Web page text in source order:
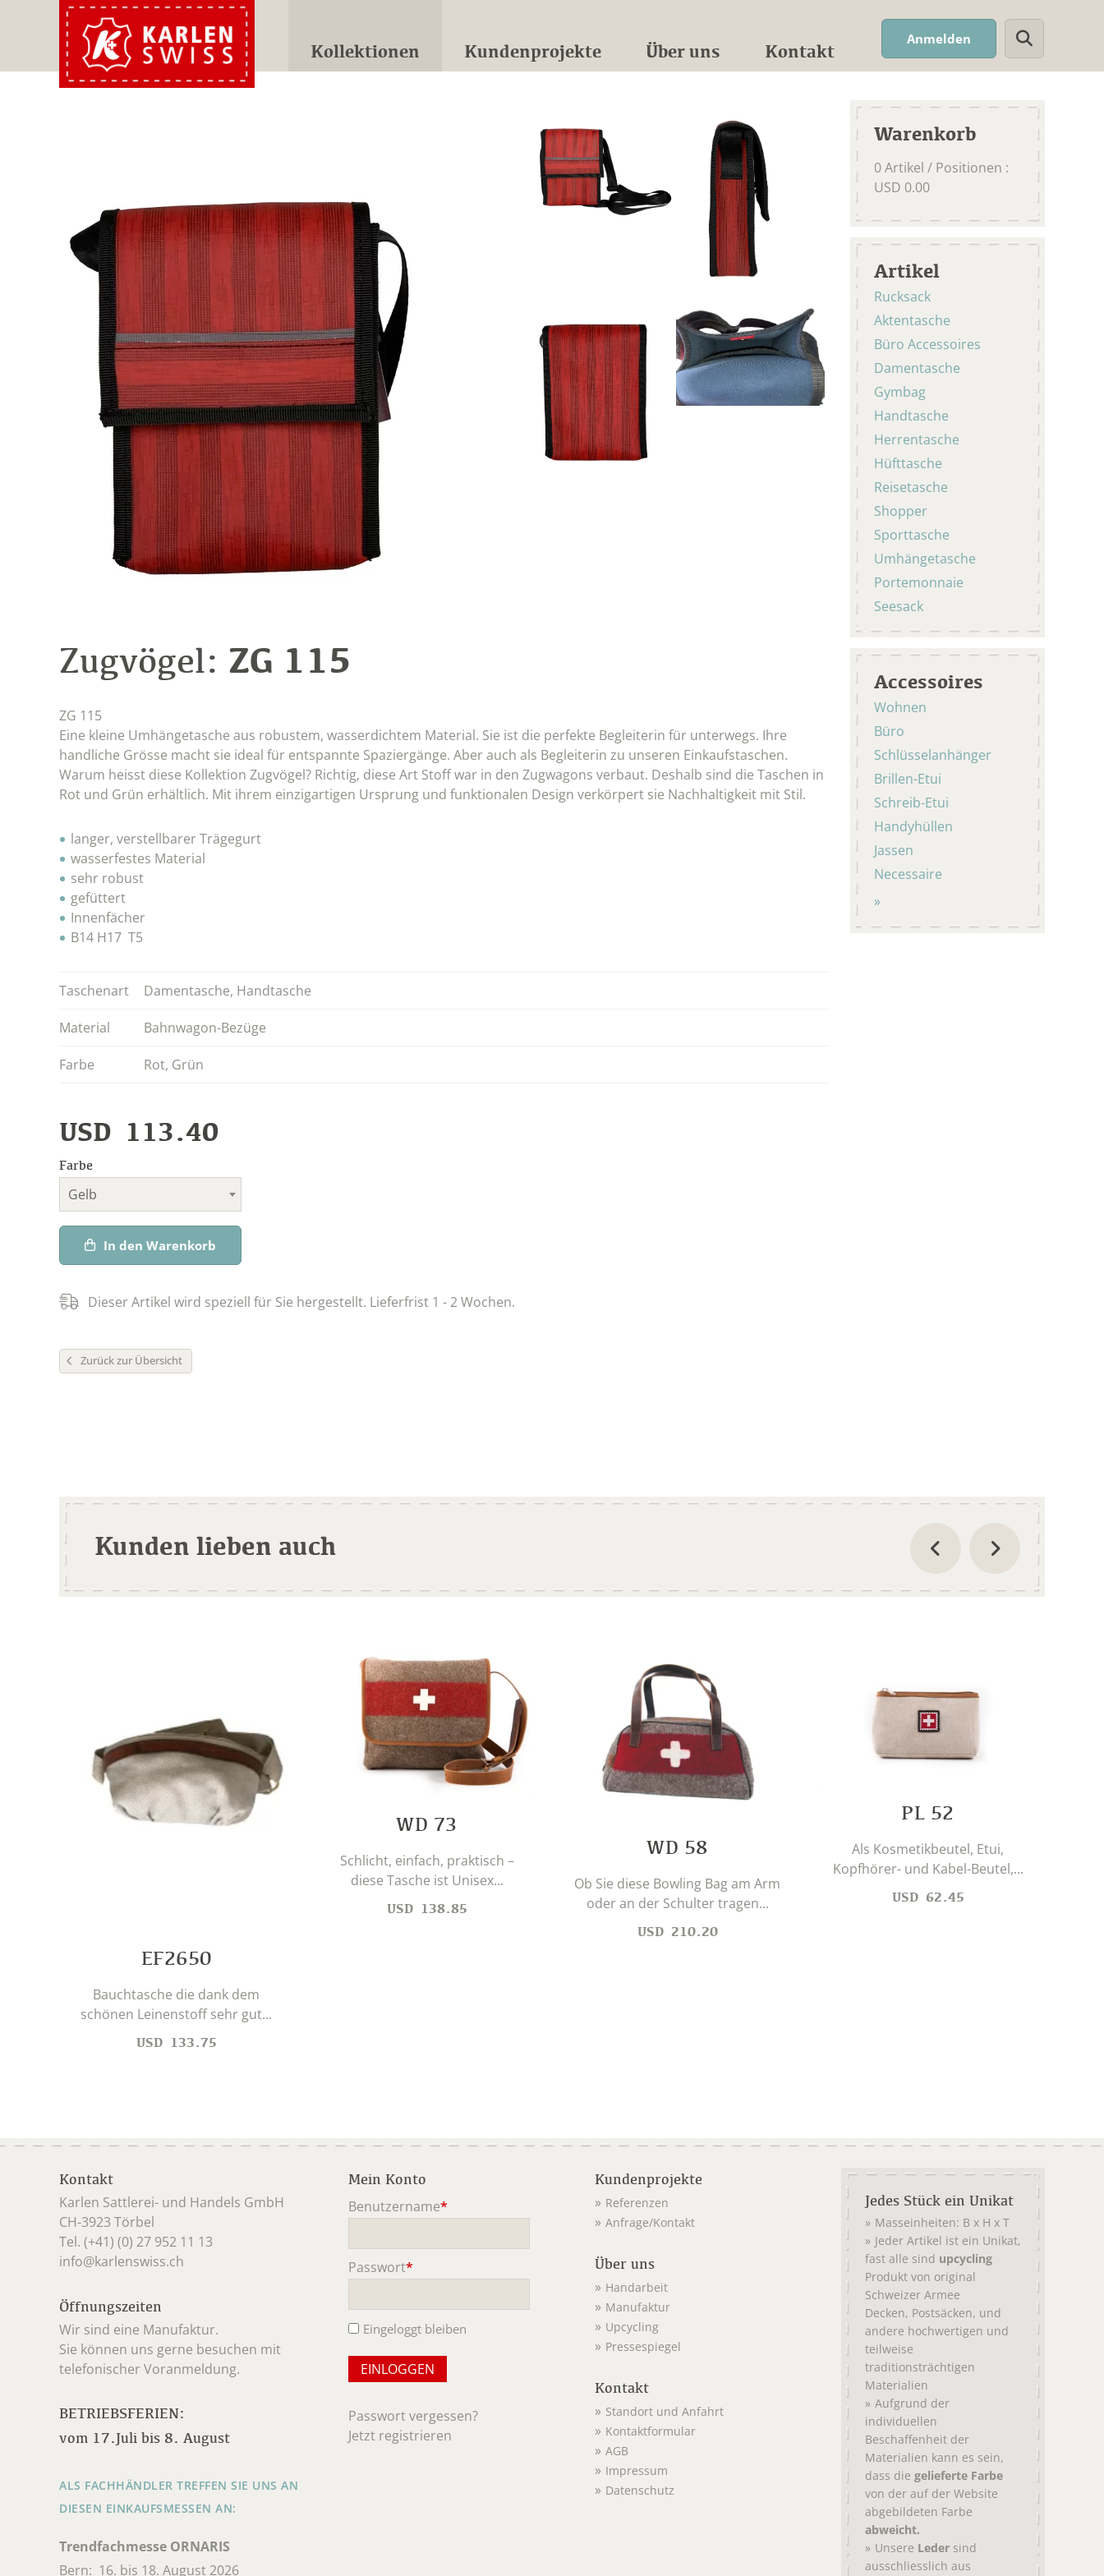
Kollektionen Kundenprojekte Über uns Kontakt
Anmelden Suchwort
Warenkorb
0Artikel / Positionen :
USD 0.00
Artikel
Rucksack
Aktentasche
Büro Accessoires
Damentasche
Gymbag
Handtasche
Herrentasche
Hüfttasche
Reisetasche
Shopper
Sporttasche
Umhängetasche
Portemonnaie
Seesack
Accessoires
Wohnen
Büro
Schlüsselanhänger
Brillen-Etui
Schreib-Etui
Handyhüllen
Jassen
Necessaire
Zugvögel: ZG 115
ZG 115
Eine kleine Umhängetasche aus robustem, wasserdichtem Material. Sie ist die perfekte Begleiterin für unterwegs. Ihre
handliche Grösse macht sie ideal für entspannte Spaziergänge. Aber auch als Begleiterin zu unseren Einkaufstaschen.
Warum heisst diese Kollektion Zugvögel? Richtig, diese Art Stoff war in den Zugwagons verbaut. Deshalb sind die Taschen in
Rot und Grün erhältlich. Mit ihrem einzigartigen Ursprung und funktionalen Design verkörpert sie Nachhaltigkeit mit Stil.
langer, verstellbarer Trägegurt
wasserfestes Material
sehr robust
gefüttert
Innenfächer
B14 H17 T5
Taschenart Damentasche, Handtasche
Material Bahnwagon-Bezüge
Farbe Rot, Grün
USD 113.40
Farbe
Gelb
In den Warenkorb
Dieser Artikel wird speziell für Sie hergestellt. Lieferfrist 1 - 2 Wochen.
Zurück zur Übersicht
Kunden lieben auch
EF2650
Bauchtasche die dank dem
schönen Leinenstoff sehr gut...
USD 133.75
WD 73
Schlicht, einfach, praktisch –
diese Tasche ist Unisex...
USD 138.85
WD 58
Ob Sie diese Bowling Bag am Arm
oder an der Schulter tragen...
USD 210.20
PL 52
Als Kosmetikbeutel, Etui,
Kopfhörer- und Kabel-Beutel,...
USD 62.45
Kontakt
Karlen Sattlerei- und Handels GmbH
CH-3923 Törbel
Tel. (+41) (0) 27 952 11 13
info@karlenswiss.ch
Öffnungszeiten
Wir sind eine Manufaktur.
Sie können uns gerne besuchen mit
telefonischer Voranmeldung.
BETRIEBSFERIEN:
vom 17.Juli bis 8. August
ALS FACHHÄNDLER TREFFEN SIE UNS AN
DIESEN EINKAUFSMESSEN AN:
Trendfachmesse ORNARIS
Bern: 16. bis 18. August 2026
Mein Konto
Benutzername*
Passwort*
Eingeloggt bleiben
Passwort vergessen?
Jetzt registrieren
Kundenprojekte
Referenzen
Anfrage/Kontakt
Über uns
Handarbeit
Manufaktur
Upcycling
Pressespiegel
Kontakt
Standort und Anfahrt
Kontaktformular
AGB
Impressum
Datenschutz
Jedes Stück ein Unikat
Masseinheiten: B x H x T
Jeder Artikel ist ein Unikat,
fast alle sind upcycling
Produkt von original
Schweizer Armee
Decken, Postsäcken, und
andere hochwertigen und
teilweise
traditionsträchtigen
Materialien
Aufgrund der
individuellen
Beschaffenheit der
Materialien kann es sein,
dass die gelieferte Farbe
von der auf der Website
abgebildeten Farbe
abweicht.
Unsere Leder sind
ausschliesslich aus